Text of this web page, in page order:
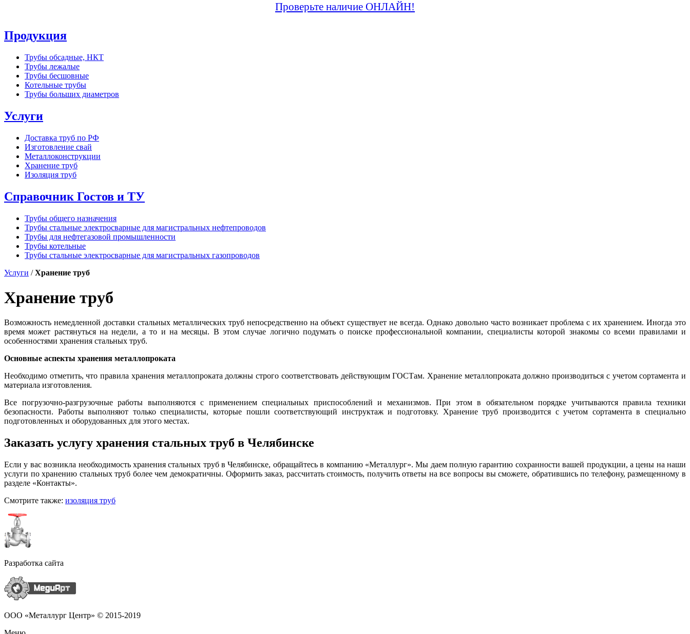
Проверьте наличие ОНЛАЙН!
Продукция
Трубы обсадные, НКТ
Трубы лежалые
Трубы бесшовные
Котельные трубы
Трубы больших диаметров
Услуги
Доставка труб по РФ
Изготовление свай
Металлоконструкции
Хранение труб
Изоляция труб
Справочник Гостов и ТУ
Трубы общего назначения
Трубы стальные электросварные для магистральных нефтепроводов
Трубы для нефтегазовой промышленности
Трубы котельные
Трубы стальные электросварные для магистральных газопроводов
Услуги /Хранение труб
Хранение труб
Возможность немедленной доставки стальных металлических труб непосредственно на объект существует не всегда. Однако довольно часто возникает проблема с их хранением. Иногда это
время может растянуться на недели, а то и на месяцы. В этом случае логично подумать о поиске профессиональной компании, специалисты которой знакомы со всеми правилами и
особенностями хранения стальных труб.
Основные аспекты хранения металлопроката
Необходимо отметить, что правила хранения металлопроката должны строго соответствовать действующим ГОСТам. Хранение металлопроката должно производиться с учетом сортамента и
материала изготовления.
Все погрузочно-разгрузочные работы выполняются с применением специальных приспособлений и механизмов. При этом в обязательном порядке учитываются правила техники
безопасности. Работы выполняют только специалисты, которые пошли соответствующий инструктаж и подготовку. Хранение труб производится с учетом сортамента в специально
подготовленных и оборудованных для этого местах.
Заказать услугу хранения стальных труб в Челябинске
Если у вас возникла необходимость хранения стальных труб в Челябинске, обращайтесь в компанию «Металлург». Мы даем полную гарантию сохранности вашей продукции, а цены на наши
услуги по хранению стальных труб более чем демократичны. Оформить заказ, рассчитать стоимость, получить ответы на все вопросы вы сможете, обратившись по телефону, размещенному в
разделе «Контакты».
Смотрите также: изоляция труб
Разработка сайта
ООО «Металлург Центр» © 2015-2019